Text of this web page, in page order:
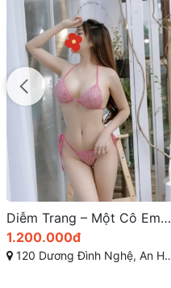
Diễm Trang – Một Cô Em Gái Gọi Sinh Viên 2k4 Tại Đà Nẵng Xinh Đẹp Tuyệt Vời
1.200.000đ
120 Dương Đình Nghệ, An Hải Bắc, Sơn Trà, Đà Nẵng